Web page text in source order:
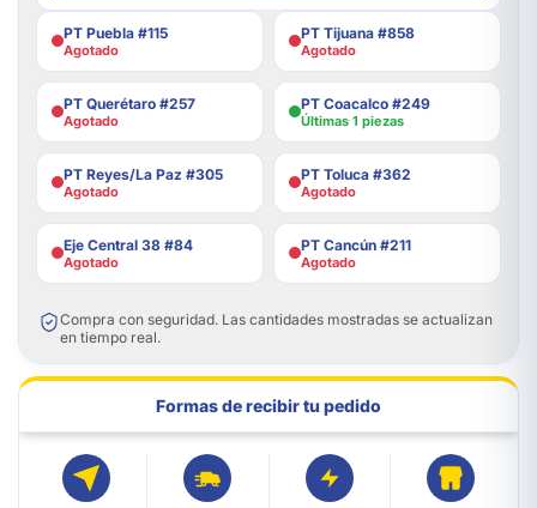
PT Puebla #115
Agotado
PT Tijuana #858
Agotado
PT Querétaro #257
Agotado
PT Coacalco #249
Últimas 1 piezas
PT Reyes/La Paz #305
Agotado
PT Toluca #362
Agotado
Eje Central 38 #84
Agotado
PT Cancún #211
Agotado
Compra con seguridad. Las cantidades mostradas se actualizan
en tiempo real.
Formas de recibir tu pedido